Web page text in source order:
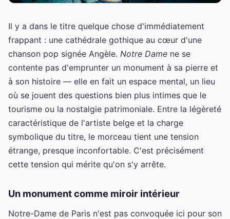
Il y a dans le titre quelque chose d'immédiatement
frappant : une cathédrale gothique au cœur d'une
chanson pop signée Angèle. Notre Dame ne se
contente pas d'emprunter un monument à sa pierre et
à son histoire — elle en fait un espace mental, un lieu
où se jouent des questions bien plus intimes que le
tourisme ou la nostalgie patrimoniale. Entre la légèreté
caractéristique de l'artiste belge et la charge
symbolique du titre, le morceau tient une tension
étrange, presque inconfortable. C'est précisément
cette tension qui mérite qu'on s'y arrête.
Un monument comme miroir intérieur
Notre-Dame de Paris n'est pas convoquée ici pour son